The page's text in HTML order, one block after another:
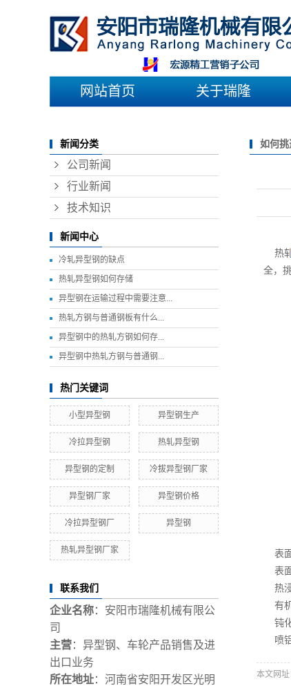
网站首页 关于瑞隆
新闻分类
公司新闻
行业新闻
技术知识
新闻中心
冷轧异型钢的缺点
​热轧异型钢如何存储
异型钢在运输过程中需要注意...
​热轧方钢与普通钢板有什么...
​异型钢中的热轧方钢如何存...
​异型钢中热轧方钢与普通钢...
热门关键词
小型异型钢 异型钢生产
冷拉异型钢 热轧异型钢
异型钢的定制 冷拔异型钢厂家
异型钢厂家 异型钢价格
冷拉异型钢厂 异型钢
热轧异型钢厂家
联系我们
企业名称：安阳市瑞隆机械有限公
司
主营：异型钢、车轮产品销售及进
出口业务
所在地址：河南省安阳开发区光明
如何挑
热
全，
表面
表面
热浸
有机
钝化
喷铝
本文网